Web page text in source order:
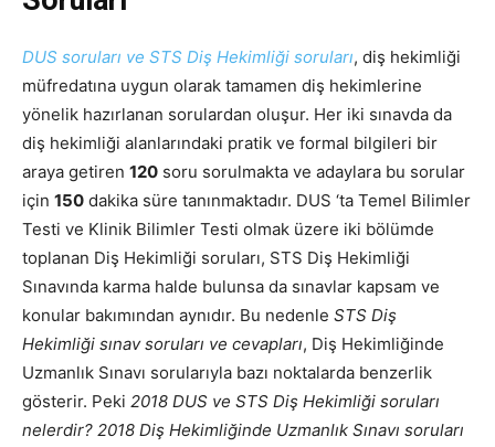
DUS soruları ve STS Diş Hekimliği soruları, diş hekimliği
müfredatına uygun olarak tamamen diş hekimlerine
yönelik hazırlanan sorulardan oluşur. Her iki sınavda da
diş hekimliği alanlarındaki pratik ve formal bilgileri bir
araya getiren 120 soru sorulmakta ve adaylara bu sorular
için 150 dakika süre tanınmaktadır. DUS ‘ta Temel Bilimler
Testi ve Klinik Bilimler Testi olmak üzere iki bölümde
toplanan Diş Hekimliği soruları, STS Diş Hekimliği
Sınavında karma halde bulunsa da sınavlar kapsam ve
konular bakımından aynıdır. Bu nedenle STS Diş
Hekimliği sınav soruları ve cevapları, Diş Hekimliğinde
Uzmanlık Sınavı sorularıyla bazı noktalarda benzerlik
gösterir. Peki 2018 DUS ve STS Diş Hekimliği soruları
nelerdir? 2018 Diş Hekimliğinde Uzmanlık Sınavı soruları